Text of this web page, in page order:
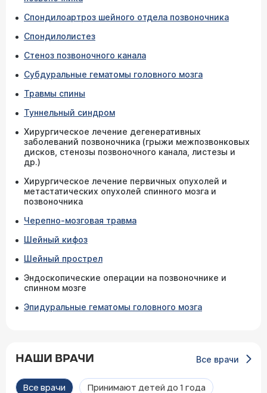
Спондилоартроз шейного отдела позвоночника
Спондилолистез
Стеноз позвоночного канала
Субдуральные гематомы головного мозга
Травмы спины
Туннельный синдром
Хирургическое лечение дегенеративных
заболеваний позвоночника (грыжи межпозвонковых
дисков, стенозы позвоночного канала, листезы и
др.)
Хирургическое лечение первичных опухолей и
метастатических опухолей спинного мозга и
позвоночника
Черепно-мозговая травма
Шейный кифоз
Шейный прострел
Эндоскопические операции на позвоночнике и
спинном мозге
Эпидуральные гематомы головного мозга
НАШИ ВРАЧИ Все врачи
Все врачи Принимают детей до 1 года